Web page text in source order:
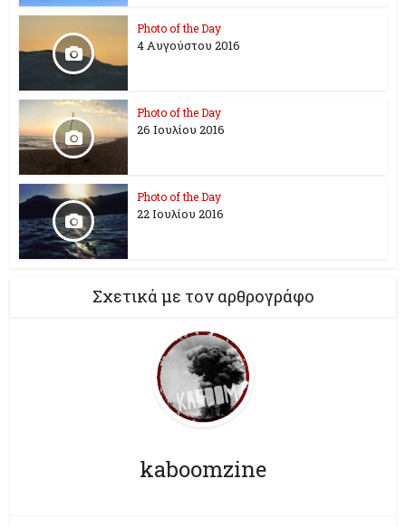
Photo of the Day
4 Αυγούστου 2016
Photo of the Day
26 Ioυλίου 2016
Photo of the Day
22 Ιουλίου 2016
Σχετικά με τον αρθρογράφο
kaboomzine